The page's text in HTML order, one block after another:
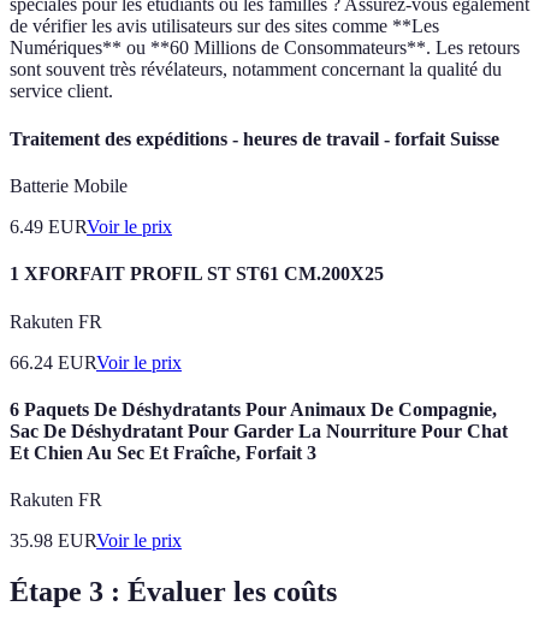
spéciales pour les étudiants ou les familles ? Assurez-vous également
de vérifier les avis utilisateurs sur des sites comme **Les
Numériques** ou **60 Millions de Consommateurs**. Les retours
sont souvent très révélateurs, notamment concernant la qualité du
service client.
Traitement des expéditions - heures de travail - forfait Suisse
Batterie Mobile
6.49 EURVoir le prix
1 XFORFAIT PROFIL ST ST61 CM.200X25
Rakuten FR
66.24 EURVoir le prix
6 Paquets De Déshydratants Pour Animaux De Compagnie,
Sac De Déshydratant Pour Garder La Nourriture Pour Chat
Et Chien Au Sec Et Fraîche, Forfait 3
Rakuten FR
35.98 EURVoir le prix
Étape 3 : Évaluer les coûts